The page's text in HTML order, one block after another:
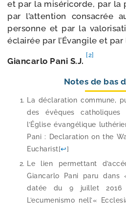
et par la misé­ri­corde, par la
par l’attention consa­crée
per­sonne et par la
éclai­rée par l’Évangile et par
Giancarlo Pani S.J.
[2]
Notes de bas
La décla­ra­tion com­mune,
des évêques
l’Église évan­gé­lique
Pani : Declaration on the
Eucharist[↩]
Le lien per­met­tant
Giancarlo Pani paru
datée du 9 juillet 2016
L’ecumenismo nell’«